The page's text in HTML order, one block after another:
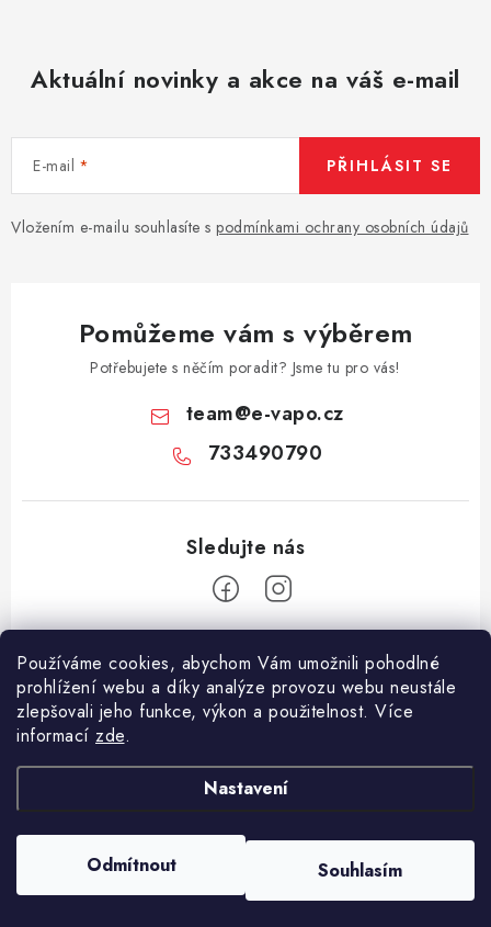
Používáme cookies, abychom Vám umožnili pohodlné
prohlížení webu a díky analýze provozu webu neustále
zlepšovali jeho funkce, výkon a použitelnost. Více
informací zde.
Nastavení
Odmítnout Souhlasím
Aktuální novinky a akce na váš e-mail
E-mail
Vložením e-mailu souhlasíte s podmínkami ochrany osobních údajů
PŘIHLÁSIT SE
Pomůžeme vám s výběrem
Potřebujete s něčím poradit? Jsme tu pro vás!
team@e-vapo.cz
733490790
Z
Facebook
Jak reklamovat či vrátit zboží
cookies